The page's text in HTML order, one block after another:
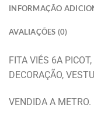
INFORMAÇÃO
AVALIAÇÕES (0)
FITA VIÉS 6A
DECORAÇÃO,
VENDIDA A METRO.